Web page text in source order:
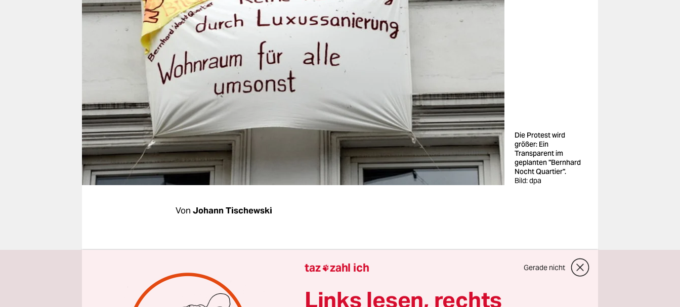
wahrheit
shop
fragen & hilfe
unterstützen
abo
genossenschaft
Die Protest wird
größer: Ein
Transparent im
geplanten "Bernhard
Nocht Quartier".
Bild: dpa
Von Johann Tischewski
hinunter. Am Horizont versinkt die Sonne zwischen den Wolken in der
Elbe. Nur ein leichtes rotes Flackern irgendwo da unten im Lichtermeer
der Straßen stört die Vollkommenheit im 20. Stockwerk des Hotels
taz zahl ich Gerade nicht
Links lesen, rechts